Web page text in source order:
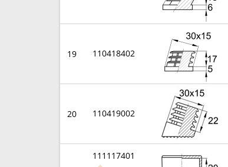
19 110418402
20 110419002
111117401